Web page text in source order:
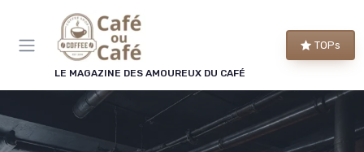
LE MAGAZINE DES AMOUREUX DU CAFÉ
TOPs
Panneau de gestion des cookies